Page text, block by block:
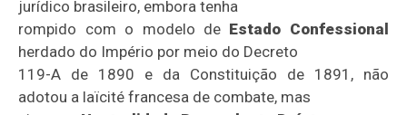
jurídico brasileiro, embora tenha
rompido com o modelo de Estado Confessional
herdado do Império por meio do Decreto
119-A de 1890 e da Constituição de 1891, não
adotou a laïcité francesa de combate, mas